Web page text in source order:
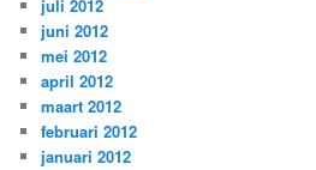
juli 2012
juni 2012
mei 2012
april 2012
maart 2012
februari 2012
januari 2012